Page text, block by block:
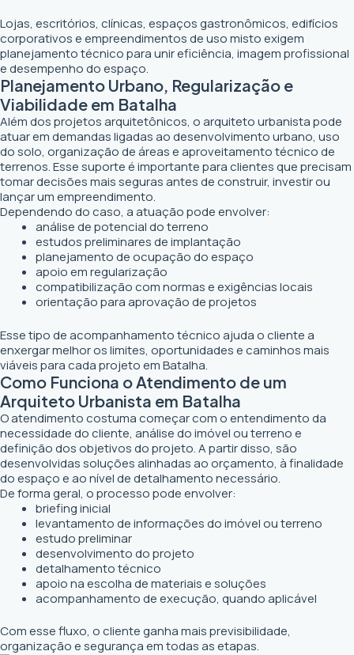
Lojas, escritórios, clínicas, espaços gastronômicos, edifícios
corporativos e empreendimentos de uso misto exigem
planejamento técnico para unir eficiência, imagem profissional
e desempenho do espaço.
Planejamento Urbano, Regularização e
Viabilidade em Batalha
Além dos projetos arquitetônicos, o arquiteto urbanista pode
atuar em demandas ligadas ao desenvolvimento urbano, uso
do solo, organização de áreas e aproveitamento técnico de
terrenos. Esse suporte é importante para clientes que precisam
tomar decisões mais seguras antes de construir, investir ou
lançar um empreendimento.
Dependendo do caso, a atuação pode envolver:
análise de potencial do terreno
estudos preliminares de implantação
planejamento de ocupação do espaço
apoio em regularização
compatibilização com normas e exigências locais
orientação para aprovação de projetos
Esse tipo de acompanhamento técnico ajuda o cliente a
enxergar melhor os limites, oportunidades e caminhos mais
viáveis para cada projeto em Batalha.
Como Funciona o Atendimento de um
Arquiteto Urbanista em Batalha
O atendimento costuma começar com o entendimento da
necessidade do cliente, análise do imóvel ou terreno e
definição dos objetivos do projeto. A partir disso, são
desenvolvidas soluções alinhadas ao orçamento, à finalidade
do espaço e ao nível de detalhamento necessário.
De forma geral, o processo pode envolver:
briefing inicial
levantamento de informações do imóvel ou terreno
estudo preliminar
desenvolvimento do projeto
detalhamento técnico
apoio na escolha de materiais e soluções
acompanhamento de execução, quando aplicável
Com esse fluxo, o cliente ganha mais previsibilidade,
organização e segurança em todas as etapas.